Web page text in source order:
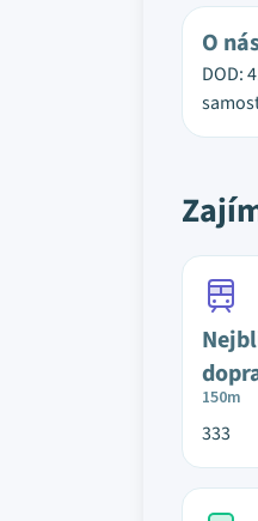
O
DOD:
150m
333